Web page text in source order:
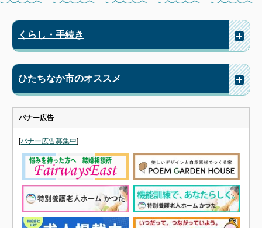
くらし・手続き
ひたちなか市のオススメ
バナー広告
[バナー広告募集中]